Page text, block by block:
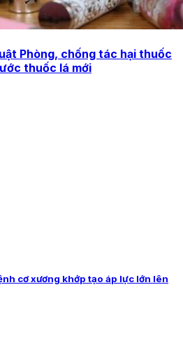
Phòng, chống tác hại thuốc
thuốc lá mới
cơ xương khớp tạo áp lực lớn lên